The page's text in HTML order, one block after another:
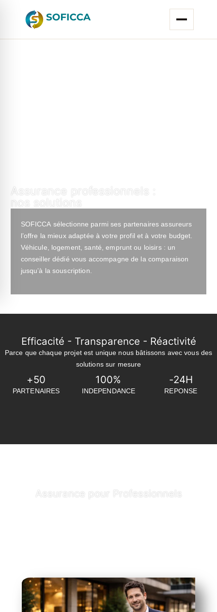
Assurance professionnels :
nos solutions
SOFICCA sélectionne parmi ses partenaires assureurs
l’offre la mieux adaptée à votre profil et à votre budget.
Véhicule, logement, santé, emprunt ou loisirs : un
conseiller dédié vous accompagne de la comparaison
jusqu’à la souscription.
Efficacité - Transparence - Réactivité
Parce que chaque projet est unique nous bâtissons avec vous des
solutions sur mesure
PARTENAIRES
+50
INDEPENDANCE
100%
REPONSE
-24H
Assurance pour Professionnels